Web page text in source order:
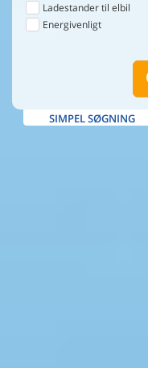
Ladestander til elbil
Energivenligt
SIMPEL SØGNING